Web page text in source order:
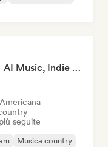
Pop Machine Mode 🤖 AI Music, Indie Pop & Dream Pop
Americana
seguite
Musica country